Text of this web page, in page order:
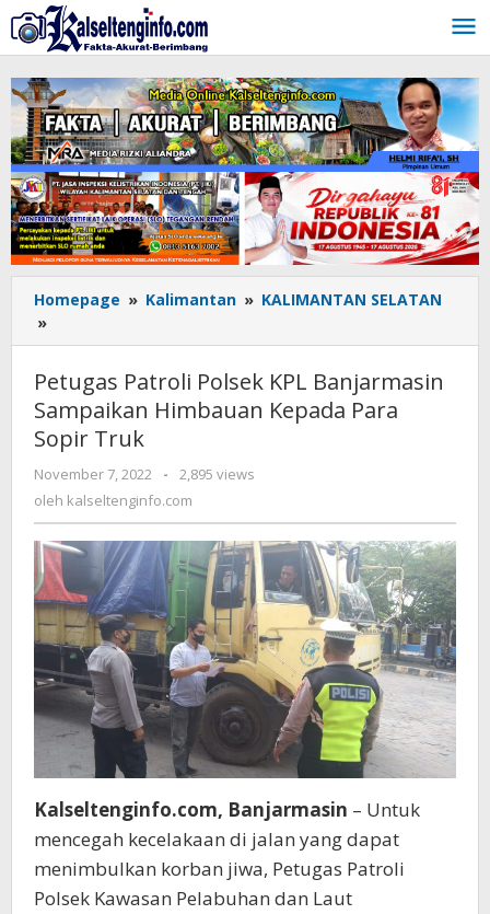
Lewati
ke
konten
Homepage » Kalimantan » KALIMANTAN SELATAN
»
Patroli
KPL
Banjarmasin
Sampaikan
Kepada
Para
Sopir
Truk
Petugas Patroli Polsek KPL Banjarmasin
Sampaikan Himbauan Kepada Para
Sopir Truk
November 7, 2022
oleh
kalseltenginfo.com
-
2,895 views
oleh kalseltenginfo.com
Kalseltenginfo.com, Banjarmasin – Untuk
mencegah kecelakaan di jalan yang dapat
menimbulkan korban jiwa, Petugas Patroli
Polsek Kawasan Pelabuhan dan Laut